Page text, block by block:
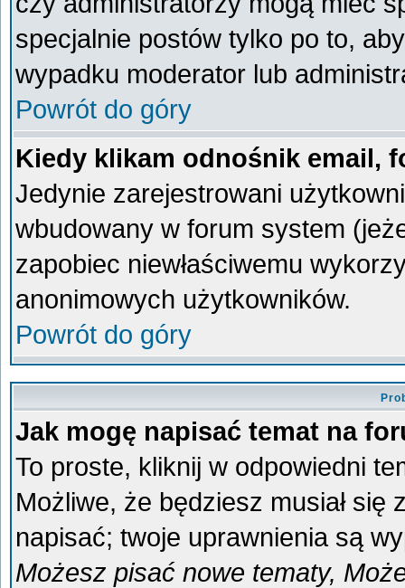
specjalnie postów tylko po to,
wypadku moderator lub
Powrót do góry
Kiedy klikam odnośnik email,
Jedynie zarejestrowani
wbudowany w forum system
zapobiec niewłaściwemu
anonimowych użytkowników.
Powrót do góry
Jak mogę napisać temat na
To proste, kliknij w odpowiedni
Możliwe, że będziesz musiał się
napisać; twoje uprawnienia są
Możesz pisać nowe tematy,